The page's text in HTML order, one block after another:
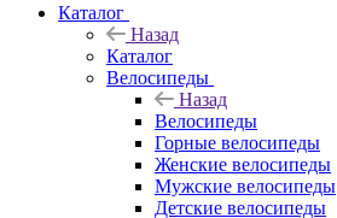
Каталог
Назад
Каталог
Велосипеды
Назад
Велосипеды
Горные велосипеды
Женские велосипеды
Мужские велосипеды
Детские велосипеды